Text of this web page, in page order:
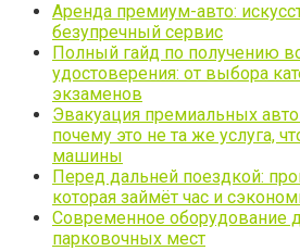
Аренда премиум-авто:
безупречный сервис
Полный гайд по получению
удостоверения: от выбора
экзаменов
Эвакуация премиальных
почему это не та же услуга,
машины
Перед дальней поездкой:
которая займёт час и
Современное оборудование
парковочных мест